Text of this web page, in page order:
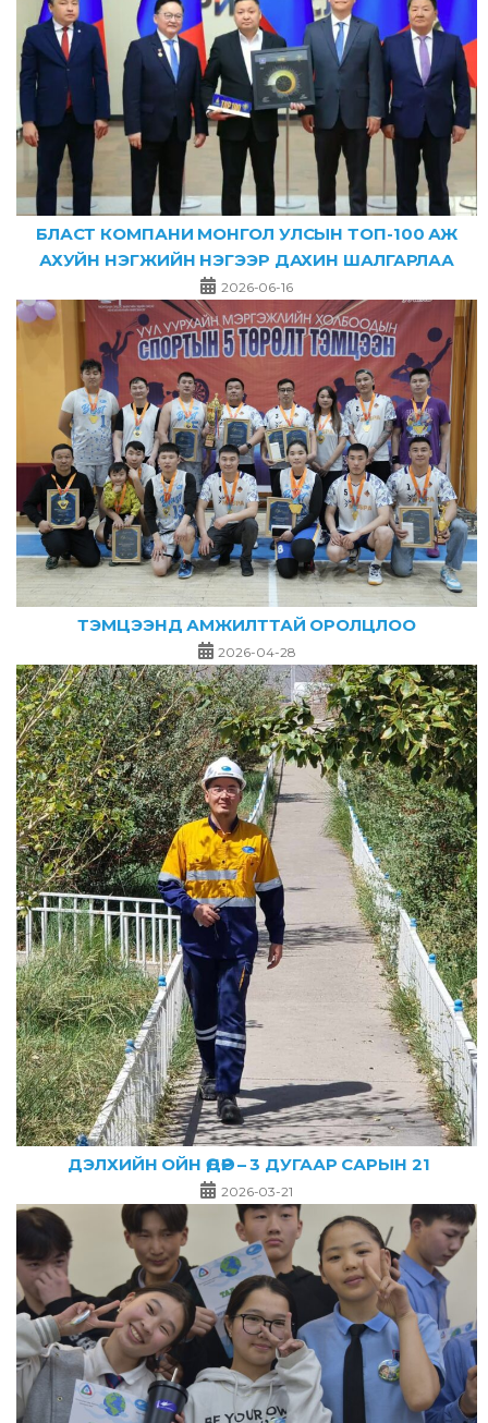
БЛАСТ КОМПАНИ МОНГОЛ УЛСЫН ТОП-100 АЖ
АХУЙН НЭГЖИЙН НЭГЭЭР ДАХИН ШАЛГАРЛАА
2026-06-16
ТЭМЦЭЭНД АМЖИЛТТАЙ ОРОЛЦЛОО
2026-04-28
ДЭЛХИЙН ОЙН ӨДӨР – 3 ДУГААР САРЫН 21
2026-03-21